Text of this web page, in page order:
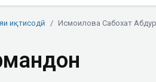
иқтисодӣ Исмоилова Сабохат